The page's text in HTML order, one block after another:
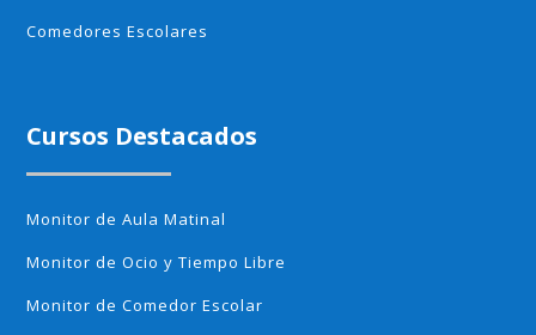
Comedores Escolares
Cursos Destacados
Monitor de Aula Matinal
Monitor de Ocio y Tiempo Libre
Monitor de Comedor Escolar